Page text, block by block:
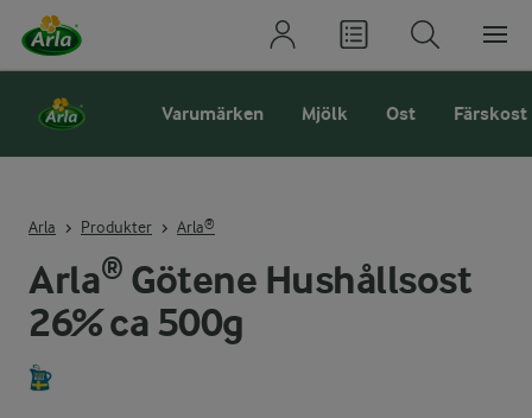
Varumärken Mjölk Ost Färskost
Arla Produkter Arla®
Arla® Götene Hushållsost
26% ca 500g